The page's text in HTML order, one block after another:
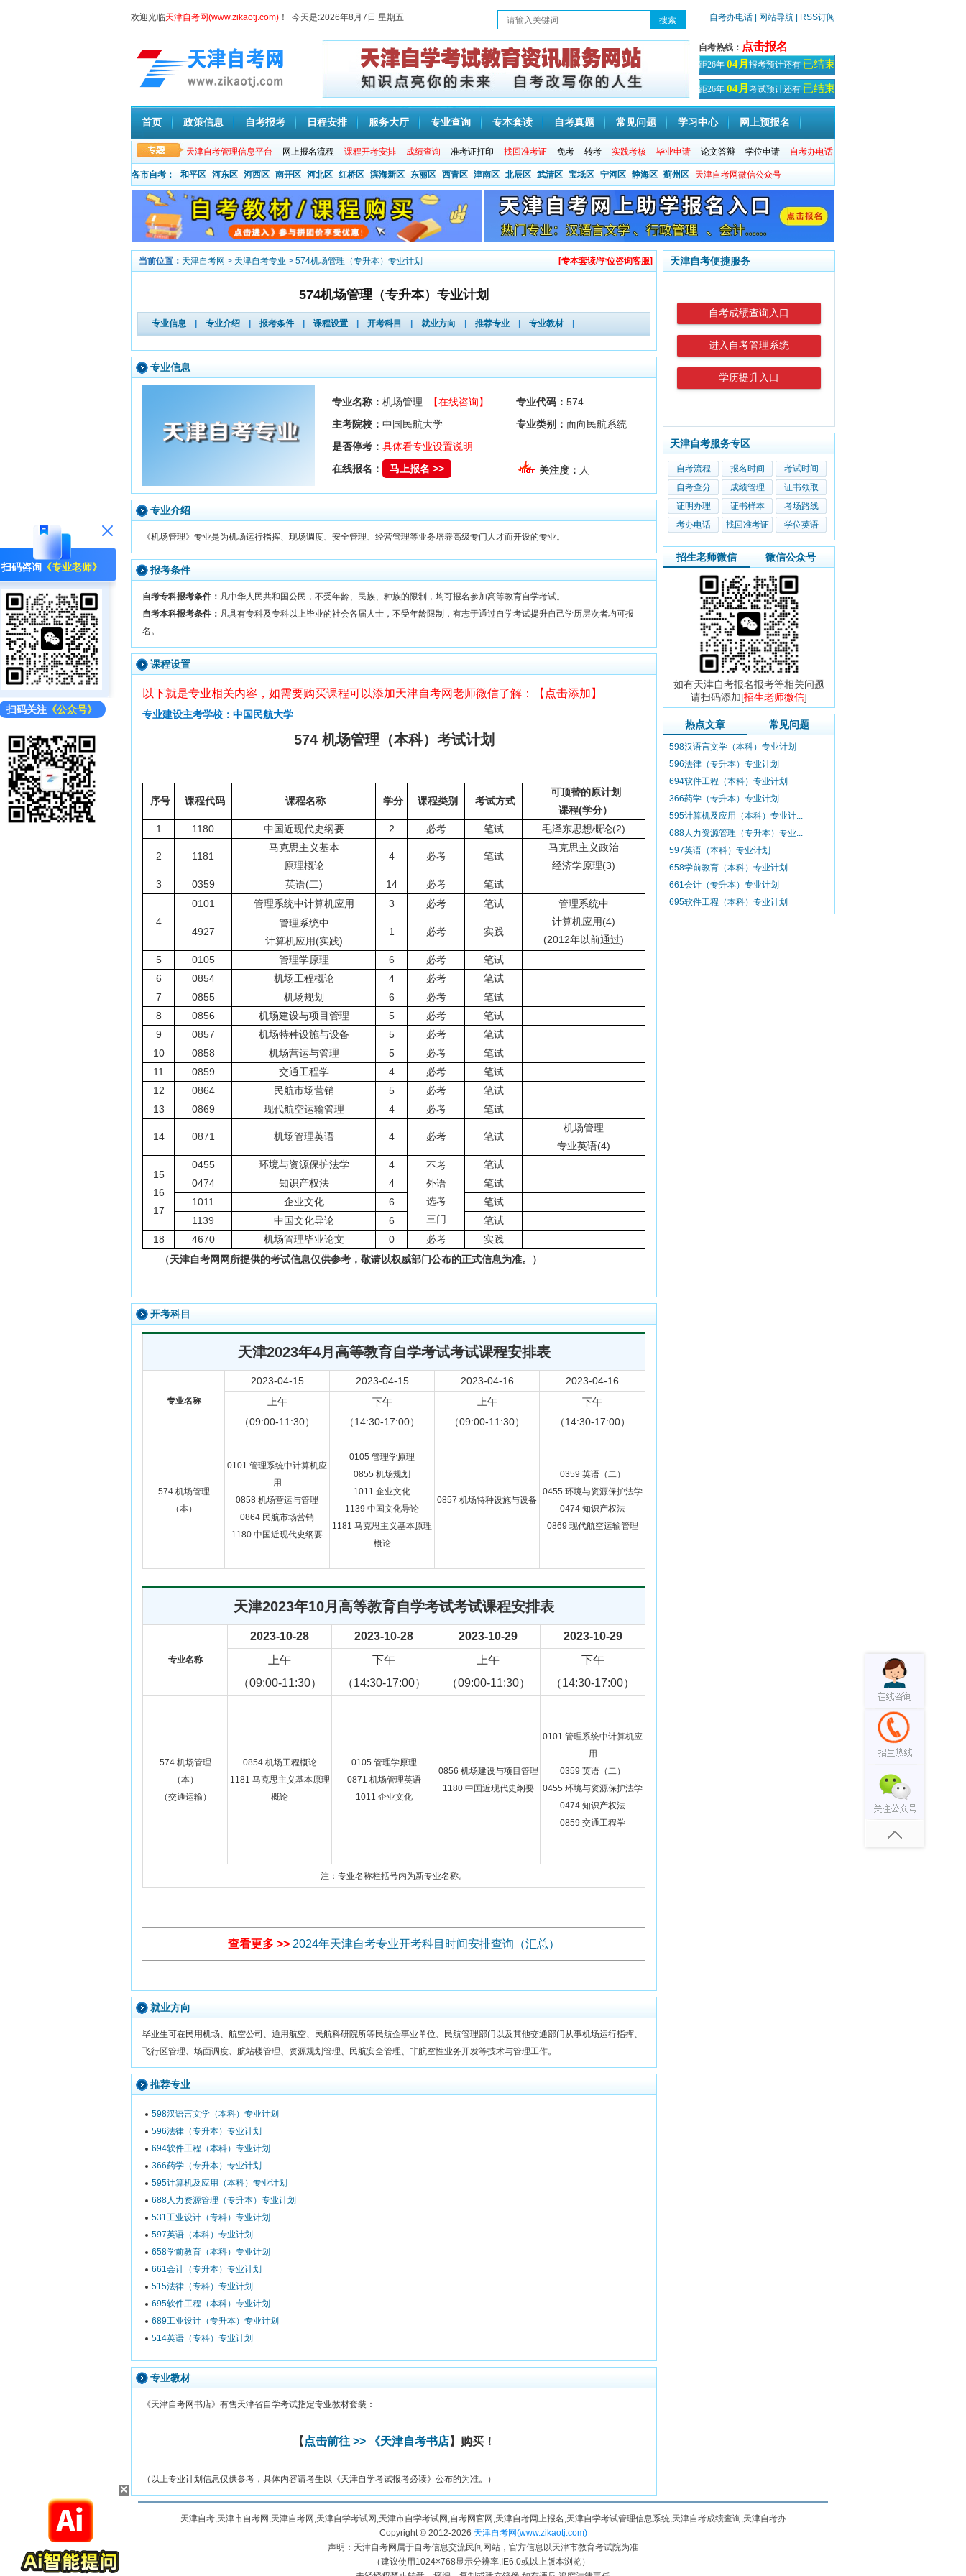
扫码咨询 《专业老师》
扫码关注 《公众号》
×
欢迎光临天津自考网(www.zikaotj.com) ！ 今天是:2026年8月7日 星期五 自考办电话 | 网站导航 | RSS订阅
自考热线： 点击报名
距26年 04月 报考预计还有 已结束
天！
距26年 04月 考试预计还有 已结束
天
首页 政策信息 自考报考 日程安排 服务大厅 专业查询 专本套读 自考真题 常见问题 学习中心 网上预报名
天津自考管理信息平台 网上报名流程 课程开考安排 成绩查询 准考证打印 找回准考证 免考 转考 实践考核 毕业申请 论文答辩 学位申请 自考办电话
各市自考： 和平区 河东区 河西区 南开区 河北区 红桥区 滨海新区 东丽区 西青区 津南区 北辰区 武清区 宝坻区 宁河区 静海区 蓟州区 天津自考网微信公众号
当前位置： 天津自考网 > 天津自考专业 > 574机场管理（专升本）专业计划 [专本套读/学位咨询客服]
574机场管理（专升本）专业计划
专业信息 专业介绍 报考条件 课程设置 开考科目 就业方向 推荐专业 专业教材
专业信息
专业名称： 机场管理 【在线咨询】 专业代码： 574
主考院校： 中国民航大学 专业类别： 面向民航系统
是否停考： 具体看专业设置说明
在线报名：
马上报名 >> 关注度： 人
专业介绍
《机场管理》专业是为机场运行指挥、现场调度、安全管理、经营管理等业务培养高级专门人才而开设的专业。
报考条件
自考专科报考条件： 凡中华人民共和国公民，不受年龄、民族、种族的限制，均可报名参加高等教育自学考试。
自考本科报考条件： 凡具有专科及专科以上毕业的社会各届人士，不受年龄限制，有志于通过自学考试提升自己学历层次者均可报
名。
课程设置
以下就是专业相关内容，如需要购买课程可以添加天津自考网老师微信了解：【点击添加】
专业建设主考学校：中国民航大学
574 机场管理（本科）考试计划
序号 课程代码 课程名称 学分 课程类别 考试方式
可顶替的原计划
课程(学分）
1
1180 中国近现代史纲要 2 必考 笔试 毛泽东思想概论(2)
2 1181
马克思主义基本
原理概论
4 必考 笔试
马克思主义政治
经济学原理(3)
3
0359 英语(二) 14 必考 笔试
4
0101 管理系统中计算机应用 3 必考 笔试
管理系统中
计算机应用(4)
(2012年以前通过)
4927
管理系统中
计算机应用(实践)
1 必考 实践
5 0105 管理学原理 6 必考
笔试
6
0854 机场工程概论 4 必考
笔试
7
0855 机场规划 6 必考
笔试
8
0856 机场建设与项目管理 5 必考
笔试
9
0857 机场特种设施与设备 5 必考
笔试
10
0858 机场营运与管理 5 必考
笔试
11
0859 交通工程学 4 必考
笔试
12
0864 民航市场营销 5 必考
笔试
13
0869 现代航空运输管理 4 必考 笔试
14 0871 机场管理英语 4 必考 笔试
机场管理
专业英语(4)
15
16
17
0455 环境与资源保护法学 4
不考
外语
选考
三门
笔试
0474
知识产权法 4
笔试
1011
企业文化 6
笔试
1139
中国文化导论 6
笔试
18
4670 机场管理毕业论文 0 必考
实践
（天津自考网网所提供的考试信息仅供参考，敬请以权威部门公布的正式信息为准。）
开考科目
天津2023年4月高等教育自学考试考试课程安排表
专业名称
2023-04-15 2023-04-15 2023-04-16
2023-04-16
上午
（09:00-11:30）
下午
（14:30-17:00）
上午
（09:00-11:30）
下午
（14:30-17:00）
574 机场管理
（本）
0101 管理系统中计算机应
用
0858 机场营运与管理
0864 民航市场营销
1180 中国近现代史纲要
0105 管理学原理
0855 机场规划
1011 企业文化
1139 中国文化导论
1181 马克思主义基本原理
概论
0857 机场特种设施与设备
0359 英语（二）
0455 环境与资源保护法学
0474 知识产权法
0869 现代航空运输管理
天津2023年10月高等教育自学考试考试课程安排表
专业名称
2023-10-28 2023-10-28 2023-10-29
2023-10-29
上午
（09:00-11:30）
下午
（14:30-17:00）
上午
（09:00-11:30）
下午
（14:30-17:00）
574 机场管理
（本）
（交通运输）
0854 机场工程概论
1181 马克思主义基本原理
概论
0105 管理学原理
0871 机场管理英语
1011 企业文化
0856 机场建设与项目管理
1180 中国近现代史纲要
0101 管理系统中计算机应
用
0359 英语（二）
0455 环境与资源保护法学
0474 知识产权法
0859 交通工程学
注：专业名称栏括号内为新专业名称。
查看更多 >> 2024年天津自考专业开考科目时间安排查询（汇总）
就业方向
毕业生可在民用机场、航空公司、通用航空、民航科研院所等民航企事业单位、民航管理部门以及其他交通部门从事机场运行指挥、
飞行区管理、场面调度、航站楼管理、资源规划管理、民航安全管理、非航空性业务开发等技术与管理工作。
推荐专业
598汉语言文学（本科）专业计划
596法律（专升本）专业计划
694软件工程（本科）专业计划
366药学（专升本）专业计划
595计算机及应用（本科）专业计划
688人力资源管理（专升本）专业计划
531工业设计（专科）专业计划
597英语（本科）专业计划
658学前教育（本科）专业计划
661会计（专升本）专业计划
515法律（专科）专业计划
695软件工程（本科）专业计划
689工业设计（专升本）专业计划
514英语（专科）专业计划
专业教材
《天津自考网书店》有售天津省自学考试指定专业教材套装：
【 点击前往 >> 《天津自考书店】购买！
（以上专业计划信息仅供参考，具体内容请考生以《天津自学考试报考必读》公布的为准。）
天津自考便捷服务
自考成绩查询入口
进入自考管理系统
学历提升入口
天津自考服务专区
自考流程 报名时间
考试时间
自考查分
成绩管理
证书领取
证明办理
证书样本
考场路线
考办电话
找回准考证 学位英语
招生老师微信 微信公众号
如有天津自考报名报考等相关问题
请扫码添加[招生老师微信]
热点文章 常见问题
598汉语言文学（本科）专业计划
596法律（专升本）专业计划
694软件工程（本科）专业计划
366药学（专升本）专业计划
595计算机及应用（本科）专业计...
688人力资源管理（专升本）专业...
597英语（本科）专业计划
658学前教育（本科）专业计划
661会计（专升本）专业计划
695软件工程（本科）专业计划
天津自考,天津市自考网,天津自考网,天津自学考试网,天津市自学考试网,自考网官网,天津自考网上报名,天津自学考试管理信息系统,天津自考成绩查询,天津自考办
Copyright © 2012-2026 天津自考网(www.zikaotj.com)
声明：天津自考网属于自考信息交流民间网站，官方信息以天津市教育考试院为准
（建议使用1024×768显示分辨率,IE6.0或以上版本浏览）